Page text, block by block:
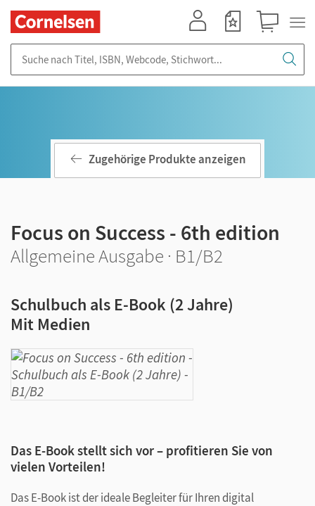
Zugehörige Produkte anzeigen
Focus on Success - 6th edition
Allgemeine Ausgabe · B1/B2
Schulbuch als E-Book (2 Jahre)
Mit Medien
Das E-Book stellt sich vor – profitieren Sie von
vielen Vorteilen!
Das E-Book ist der ideale Begleiter für Ihren digital